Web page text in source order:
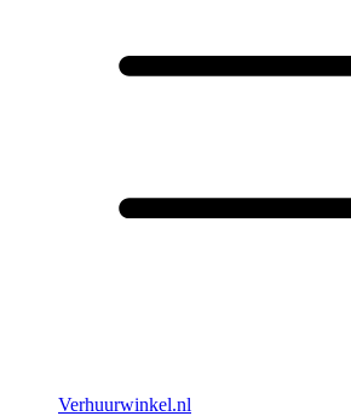
Verhuurwinkel.nl